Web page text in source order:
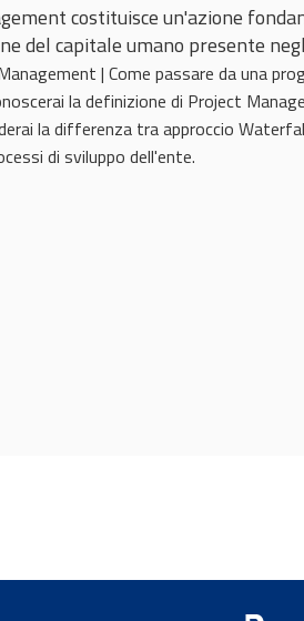
costituisce un'azione
del capitale umano presente
| Come passare da una
la definizione di Project
la differenza tra approccio
di sviluppo dell'ente.